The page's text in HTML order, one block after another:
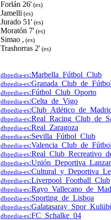
Forlán 26' (es)
Jamelli (es)
Jurado 51' (es)
Moratón 7' (es)
Simao , (es)
Trashorras 2' (es)
dbpedia-es:Marbella_Fútbol_Club
dbpedia-es
dbpedia-es:Fútbol_Club_Oporto
dbpedia-es:Celta_de_Vigo
dbpedia-es
dbpedia-es
dbpedia-es:Real_Zaragoza
dbpedia-es:Sevilla_Fútbol_Club
dbpedia-es
dbpedia-es
dbpedia-es
dbpedia-es
dbpedia-es:Liverpool_Football_Club
dbpedia-es
dbpedia-es:Sporting_de_Lisboa
dbpedia-es
dbpedia-es:FC_Schalke_04